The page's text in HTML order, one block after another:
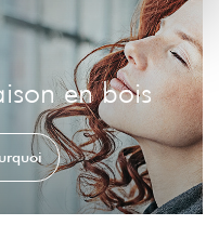
en bois